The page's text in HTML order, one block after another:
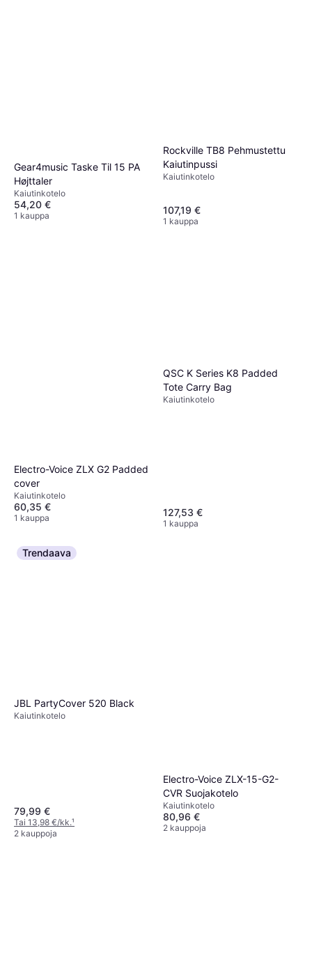
Gear4music Taske Til 15 PA
Højttaler
Kaiutinkotelo
54,20 €
1 kauppa
Rockville TB8 Pehmustettu
Kaiutinpussi
Kaiutinkotelo
107,19 €
1 kauppa
Electro-Voice ZLX G2 Padded
cover
Kaiutinkotelo
60,35 €
1 kauppa
QSC K Series K8 Padded
Tote Carry Bag
Kaiutinkotelo
127,53 €
1 kauppa
Trendaava
JBL PartyCover 520 Black
Kaiutinkotelo
79,99 €
Tai 13,98 €/kk.¹
2 kauppoja
Electro-Voice ZLX-15-G2-
CVR Suojakotelo
Kaiutinkotelo
80,96 €
2 kauppoja